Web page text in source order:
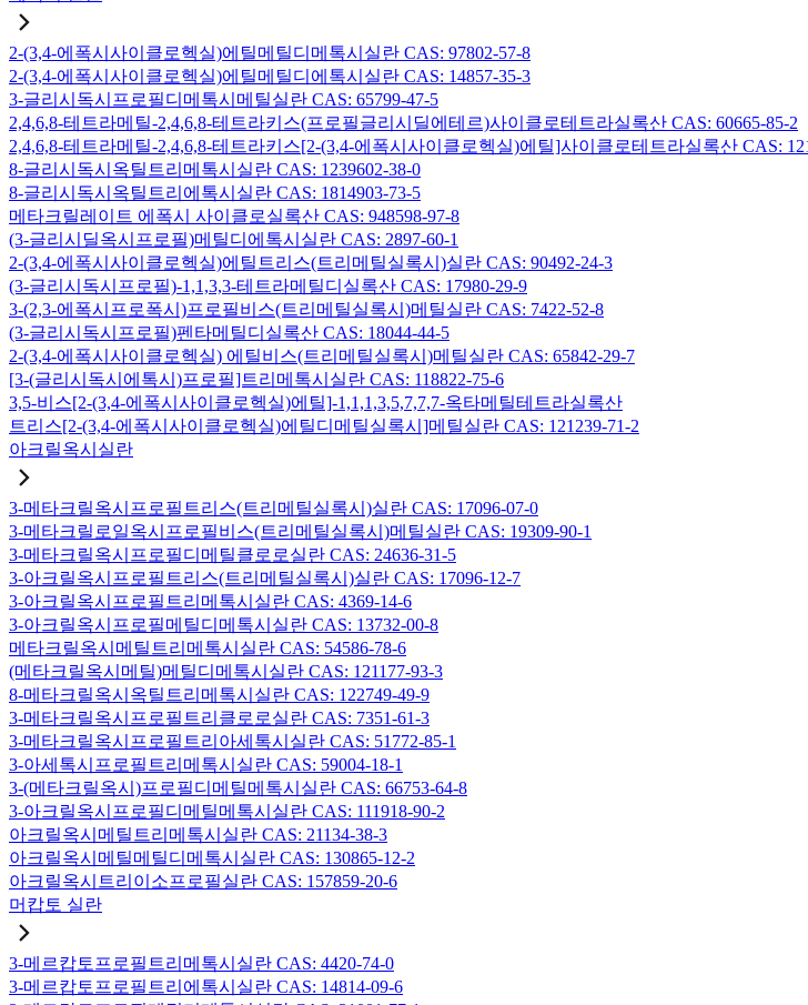
2-(3,4-에폭시사이클로헥실)에틸메틸디메톡시실란 CAS: 97802-57-8
2-(3,4-에폭시사이클로헥실)에틸메틸디에톡시실란 CAS: 14857-35-3
3-글리시독시프로필디메톡시메틸실란 CAS: 65799-47-5
2,4,6,8-테트라메틸-2,4,6,8-테트라키스(프로필글리시딜에테르)사이클로테트라실록산 CAS: 60665-85-2
2,4,6,8-테트라메틸-2,4,6,8-테트라키스[2-(3,4-에폭시사이클로헥실)에틸]사이클로테트라실록산 CAS:
8-글리시독시옥틸트리메톡시실란 CAS: 1239602-38-0
8-글리시독시옥틸트리에톡시실란 CAS: 1814903-73-5
메타크릴레이트 에폭시 사이클로실록산 CAS: 948598-97-8
(3-글리시딜옥시프로필)메틸디에톡시실란 CAS: 2897-60-1
2-(3,4-에폭시사이클로헥실)에틸트리스(트리메틸실록시)실란 CAS: 90492-24-3
(3-글리시독시프로필)-1,1,3,3-테트라메틸디실록산 CAS: 17980-29-9
3-(2,3-에폭시프로폭시)프로필비스(트리메틸실록시)메틸실란 CAS: 7422-52-8
(3-글리시독시프로필)펜타메틸디실록산 CAS: 18044-44-5
2-(3,4-에폭시사이클로헥실) 에틸비스(트리메틸실록시)메틸실란 CAS: 65842-29-7
[3-(글리시독시에톡시)프로필]트리메톡시실란 CAS: 118822-75-6
3,5-비스[2-(3,4-에폭시사이클로헥실)에틸]-1,1,1,3,5,7,7,7-옥타메틸테트라실록산
트리스[2-(3,4-에폭시사이클로헥실)에틸디메틸실록시]메틸실란 CAS: 121239-71-2
아크릴옥시실란
3-메타크릴옥시프로필트리스(트리메틸실록시)실란 CAS: 17096-07-0
3-메타크릴로일옥시프로필비스(트리메틸실록시)메틸실란 CAS: 19309-90-1
3-메타크릴옥시프로필디메틸클로로실란 CAS: 24636-31-5
3-아크릴옥시프로필트리스(트리메틸실록시)실란 CAS: 17096-12-7
3-아크릴옥시프로필트리메톡시실란 CAS: 4369-14-6
3-아크릴옥시프로필메틸디메톡시실란 CAS: 13732-00-8
메타크릴옥시메틸트리메톡시실란 CAS: 54586-78-6
(메타크릴옥시메틸)메틸디메톡시실란 CAS: 121177-93-3
8-메타크릴옥시옥틸트리메톡시실란 CAS: 122749-49-9
3-메타크릴옥시프로필트리클로로실란 CAS: 7351-61-3
3-메타크릴옥시프로필트리아세톡시실란 CAS: 51772-85-1
3-아세톡시프로필트리메톡시실란 CAS: 59004-18-1
3-(메타크릴옥시)프로필디메틸메톡시실란 CAS: 66753-64-8
3-아크릴옥시프로필디메틸메톡시실란 CAS: 111918-90-2
아크릴옥시메틸트리메톡시실란 CAS: 21134-38-3
아크릴옥시메틸메틸디메톡시실란 CAS: 130865-12-2
아크릴옥시트리이소프로필실란 CAS: 157859-20-6
머캅토 실란
3-메르캅토프로필트리메톡시실란 CAS: 4420-74-0
3-메르캅토프로필트리에톡시실란 CAS: 14814-09-6